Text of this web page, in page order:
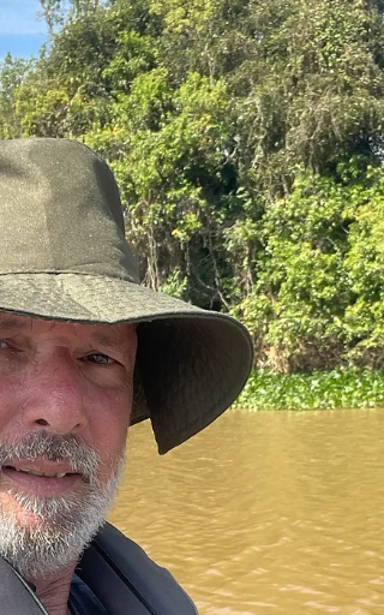
dizer assim. Ano de duas grandes
expedições longas; Expedição Fim do
Mundo, pelos 4 países do Sul da América e
a Expedição Pantanal Norte, que incluiu a
319 no norte do País. Pantanal é sempre
Pantanal. Todos os anos que vou faz o ano
ser